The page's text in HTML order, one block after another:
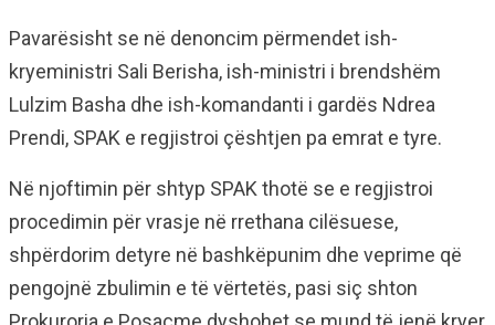
Pavarësisht se në denoncim përmendet ish-
kryeministri Sali Berisha, ish-ministri i brendshëm
Lulzim Basha dhe ish-komandanti i gardës Ndrea
Prendi, SPAK e regjistroi çështjen pa emrat e tyre.
Në njoftimin për shtyp SPAK thotë se e regjistroi
procedimin për vrasje në rrethana cilësuese,
shpërdorim detyre në bashkëpunim dhe veprime që
pengojnë zbulimin e të vërtetës, pasi siç shton